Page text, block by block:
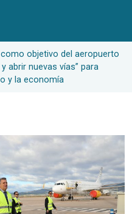
objetivo del aeropuerto
abrir nuevas vías” para
y la economía